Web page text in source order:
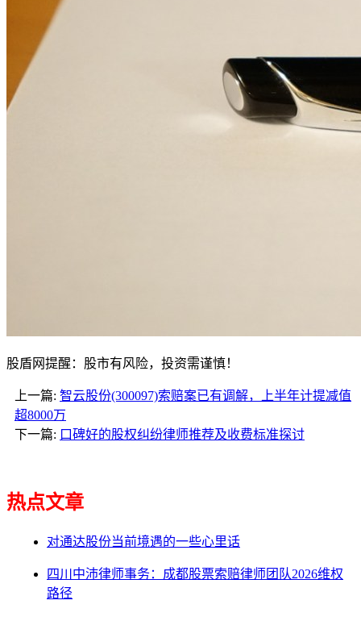
股盾网提醒：股市有风险，投资需谨慎！
上一篇: 智云股份(300097)索赔案已有调解，上半年计提减值
超8000万
下一篇: 口碑好的股权纠纷律师推荐及收费标准探讨
热点文章
对通达股份当前境遇的一些心里话
四川中沛律师事务：成都股票索赔律师团队2026维权
路径